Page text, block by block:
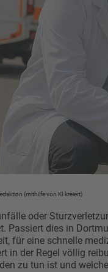
(mithilfe von KI kreiert)
oder
Passiert dies in
für eine schnelle
in der Regel völlig
zu tun ist und